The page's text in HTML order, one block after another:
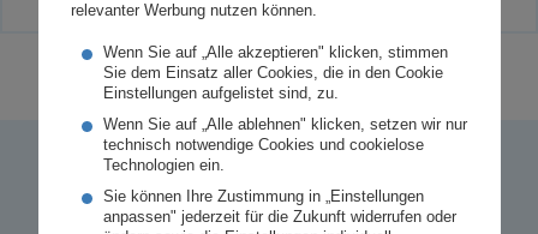
relevanter Werbung nutzen können.
Wenn Sie auf „Alle akzeptieren" klicken, stimmen
Sie dem Einsatz aller Cookies, die in den Cookie
Einstellungen aufgelistet sind, zu.
Wenn Sie auf „Alle ablehnen" klicken, setzen wir nur
technisch notwendige Cookies und cookielose
Technologien ein.
Sie können Ihre Zustimmung in „Einstellungen
anpassen" jederzeit für die Zukunft widerrufen oder
So bewerten uns unsere Kund:innen